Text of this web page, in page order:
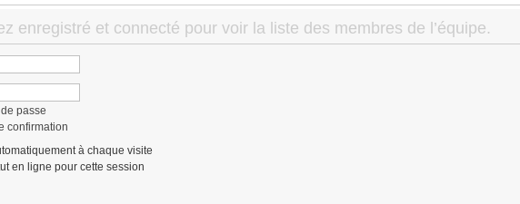
enregistré et connecté pour voir la liste des membres de l’équipe.
passe
confirmation
à chaque visite
en ligne pour cette session